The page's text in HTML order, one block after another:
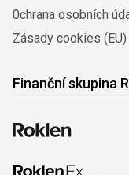
0chrana osobních
Zásady cookies (EU)
Finanční skupina